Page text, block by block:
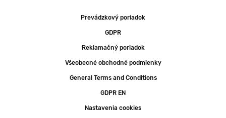
Prevádzkový poriadok
GDPR
Reklamačný poriadok
Všeobecné obchodné podmienky
General Terms and Conditions
GDPR EN
Nastavenia cookies